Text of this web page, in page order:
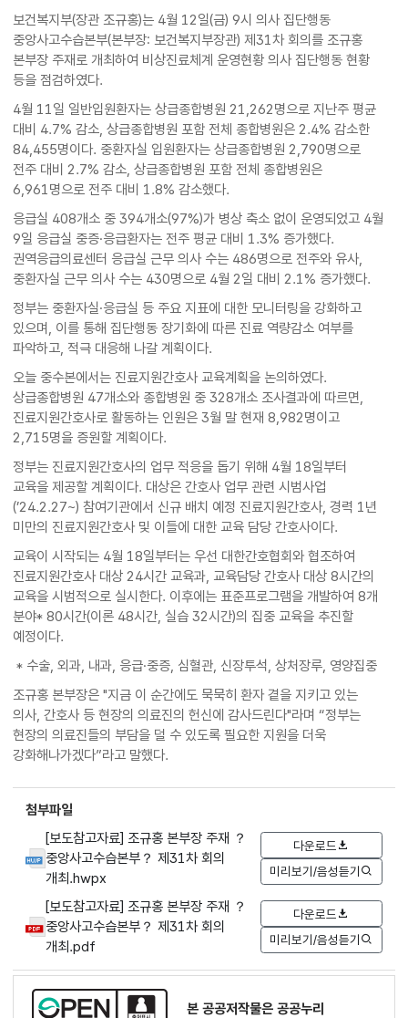
보건복지부(장관 조규홍)는 4월 12일(금) 9시 의사 집단행동
중앙사고수습본부(본부장: 보건복지부장관) 제31차 회의를 조규홍
본부장 주재로 개최하여 비상진료체계 운영현황 의사 집단행동 현황
등을 점검하였다.
4월 11일 일반입원환자는 상급종합병원 21,262명으로 지난주 평균
대비 4.7% 감소, 상급종합병원 포함 전체 종합병원은 2.4% 감소한
84,455명이다. 중환자실 입원환자는 상급종합병원 2,790명으로
전주 대비 2.7% 감소, 상급종합병원 포함 전체 종합병원은
6,961명으로 전주 대비 1.8% 감소했다.
응급실 408개소 중 394개소(97%)가 병상 축소 없이 운영되었고 4월
9일 응급실 중증·응급환자는 전주 평균 대비 1.3% 증가했다.
권역응급의료센터 응급실 근무 의사 수는 486명으로 전주와 유사,
중환자실 근무 의사 수는 430명으로 4월 2일 대비 2.1% 증가했다.
정부는 중환자실·응급실 등 주요 지표에 대한 모니터링을 강화하고
있으며, 이를 통해 집단행동 장기화에 따른 진료 역량감소 여부를
파악하고, 적극 대응해 나갈 계획이다.
오늘 중수본에서는 진료지원간호사 교육계획을 논의하였다.
상급종합병원 47개소와 종합병원 중 328개소 조사결과에 따르면,
진료지원간호사로 활동하는 인원은 3월 말 현재 8,982명이고
2,715명을 증원할 계획이다.
정부는 진료지원간호사의 업무 적응을 돕기 위해 4월 18일부터
교육을 제공할 계획이다. 대상은 간호사 업무 관련 시범사업
(’24.2.27~) 참여기관에서 신규 배치 예정 진료지원간호사, 경력 1년
미만의 진료지원간호사 및 이들에 대한 교육 담당 간호사이다.
교육이 시작되는 4월 18일부터는 우선 대한간호협회와 협조하여
진료지원간호사 대상 24시간 교육과, 교육담당 간호사 대상 8시간의
교육을 시범적으로 실시한다. 이후에는 표준프로그램을 개발하여 8개
분야* 80시간(이론 48시간, 실습 32시간)의 집중 교육을 추진할
예정이다.
* 수술, 외과, 내과, 응급·중증, 심혈관, 신장투석, 상처장루, 영양집중
조규홍 본부장은 "지금 이 순간에도 묵묵히 환자 곁을 지키고 있는
의사, 간호사 등 현장의 의료진의 헌신에 감사드린다"라며 “정부는
현장의 의료진들의 부담을 덜 수 있도록 필요한 지원을 더욱
강화해나가겠다”라고 말했다.
첨부파일
[보도참고자료] 조규홍 본부장 주재 ？
중앙사고수습본부？ 제31차 회의
개최.hwpx
다운로드
미리보기/음성듣기
[보도참고자료] 조규홍 본부장 주재 ？
중앙사고수습본부？ 제31차 회의
개최.pdf
다운로드
미리보기/음성듣기
본 공공저작물은 공공누리